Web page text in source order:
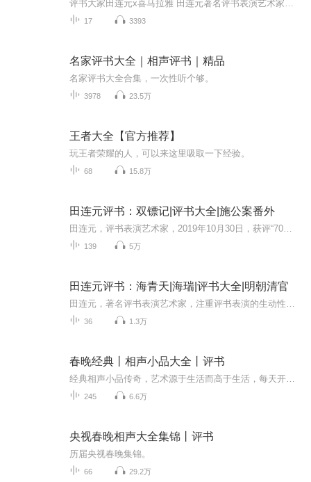
17 3393
名家评书大全｜相声评书｜精品
名家评书大全合集，一次性听个够。
3978 23.5万
王者大全【官方推荐】
玩王者荣耀的人，可以来这里吸取一下经验。
68 15.8万
田连元评书：双镖记|评书大全|施公案番外
139 5万
田连元评书：海青天|海瑞|评书大全|明朝清官
36 1.3万
春晚经典丨相声小品大全丨评书
245 6.6万
央视春晚相声大全集锦丨评书
历届央视春晚集锦。
66 29.2万